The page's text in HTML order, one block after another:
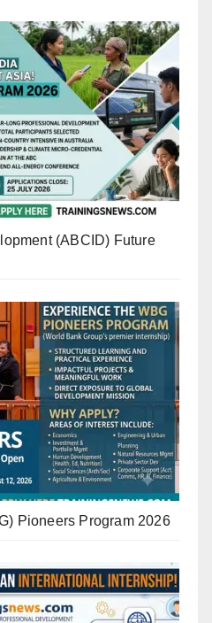
(ABCID) Future
Pioneers Program 2026